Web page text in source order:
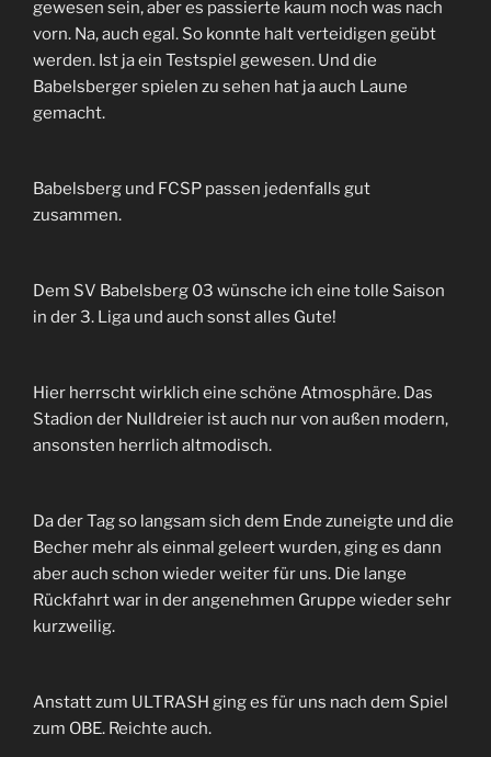
gewesen sein, aber es passierte kaum noch was nach
vorn. Na, auch egal. So konnte halt verteidigen geübt
werden. Ist ja ein Testspiel gewesen. Und die
Babelsberger spielen zu sehen hat ja auch Laune
gemacht.
Babelsberg und FCSP passen jedenfalls gut
zusammen.
Dem SV Babelsberg 03 wünsche ich eine tolle Saison
in der 3. Liga und auch sonst alles Gute!
Hier herrscht wirklich eine schöne Atmosphäre. Das
Stadion der Nulldreier ist auch nur von außen modern,
ansonsten herrlich altmodisch.
Da der Tag so langsam sich dem Ende zuneigte und die
Becher mehr als einmal geleert wurden, ging es dann
aber auch schon wieder weiter für uns. Die lange
Rückfahrt war in der angenehmen Gruppe wieder sehr
kurzweilig.
Anstatt zum ULTRASH ging es für uns nach dem Spiel
zum OBE. Reichte auch.